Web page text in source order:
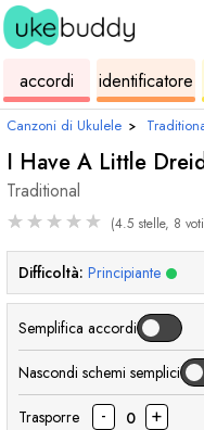
accordi
ukulele
identificatore
Canzoni di Ukulele ›
I Have A Little
Traditional
★★★★★ (4.5 stelle, 8
Difficoltà: Principiante
Semplifica accordi
Nascondi schemi semplici
Trasporre - 0 +